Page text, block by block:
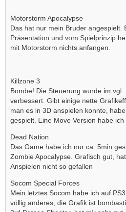
Motorstorm Apocalypse
Das hat nur mein Bruder angespielt.
Präsentation und vom Spielprinzip
mit Motorstorm nichts anfangen.
Killzone 3
Bombe! Die Steuerung wurde im vgl.
verbessert. Gibt einige nette
man es in 3D anspielen konnte,
gespielt. Eine Move Version habe ich
Dead Nation
Das Game habe ich nur ca. 5min
Zombie Apocalypse. Grafisch gut,
Anspielen nicht so gefallen
Socom Special Forces
Mein letztes Socom habe ich auf
völlig anderes, die Grafik ist